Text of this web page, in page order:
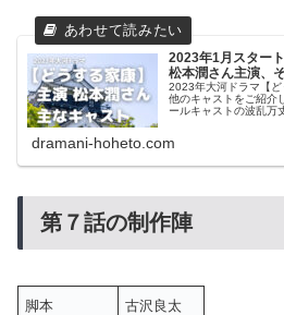
2023年1月スター
松本潤さん主演、
2023年大河ドラマ【
他のキャストをご紹介
ールキャストの波乱万
室築山殿には有村架
ルとコメントを紹介し
dramani-hoheto.com
第７話の制作陣
脚本 古沢良太